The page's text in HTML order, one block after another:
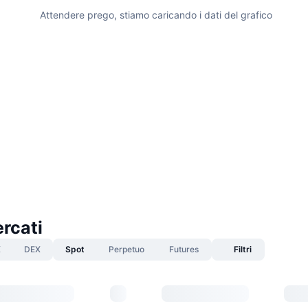
Attendere prego, stiamo caricando i dati del grafico
DEX Spot Perpetuo Futures Filtri